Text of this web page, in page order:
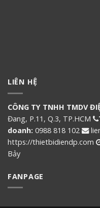
LIÊN HỆ
CÔNG TY TNHH TMDV
Đang, P.11, Q.3, TP.HCM
doanh: 0988 818 102
https://thietbidiendp.com
Bảy
FANPAGE